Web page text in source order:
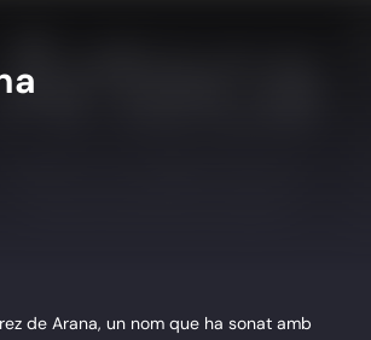
de Arana, un nom que ha sonat amb